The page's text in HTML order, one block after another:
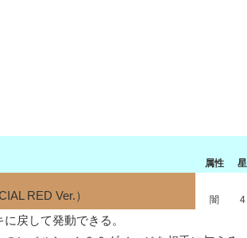
属性
星
RED Ver.）
闇
4
戻して発動できる。